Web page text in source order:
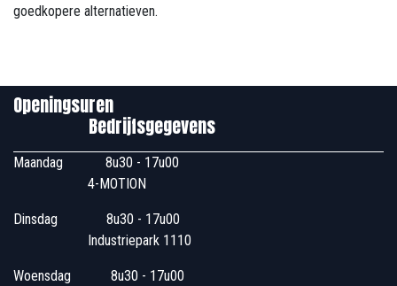
goedkopere alternatieven.
Openingsuren
Bedrijfsgegevens
Maandag
​8u30 - 17u00
4-MOTION
Dinsdag
​8u30 - 17u00
Industriepark 1110
Woensdag
​​​ 8u30 - 17u00